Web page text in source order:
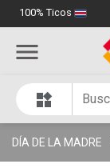
100% Ticos
menu
widgets
DÍA DE LA MADRE